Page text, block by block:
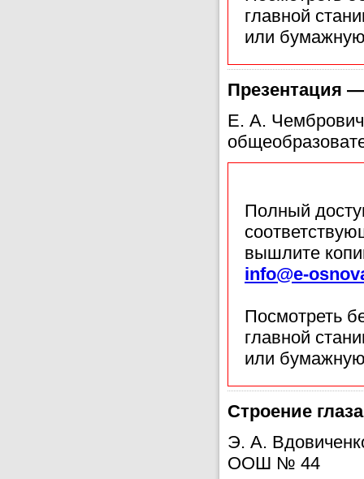
главной
или
Презентация
Е. А.
Полный
вышлите
info@e-
Посмотреть
главной
или
Строение
Э. А.
ООШ № 44